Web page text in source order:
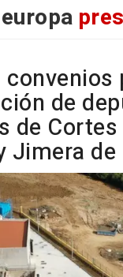
europa
de
de Cortes
Jimera de